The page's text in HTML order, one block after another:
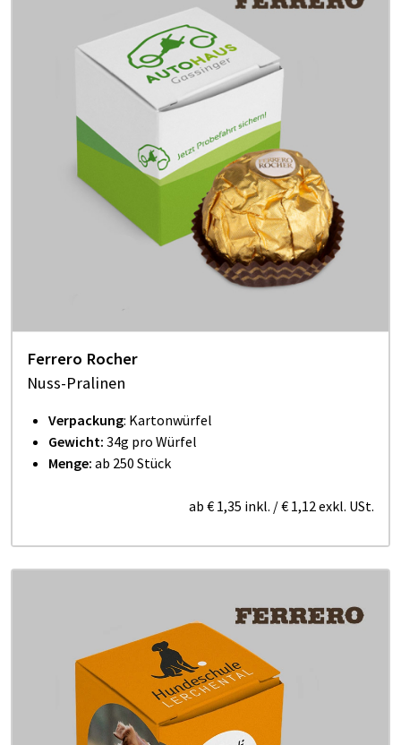
Ferrero Rocher
Nuss-Pralinen
Verpackung: Kartonwürfel
Gewicht: 34g pro Würfel
Menge: ab 250 Stück
ab € 1,35 inkl. /€ 1,12exkl. USt.